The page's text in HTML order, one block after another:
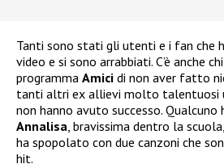
Tanti sono stati gli utenti e i fan che
video e si sono arrabbiati. C’è anche
programma Amici di non aver fatto
tanti altri ex allievi molto talentuosi
non hanno avuto successo. Qualcuno
Annalisa, bravissima dentro la
ha spopolato con due canzoni che
hit.